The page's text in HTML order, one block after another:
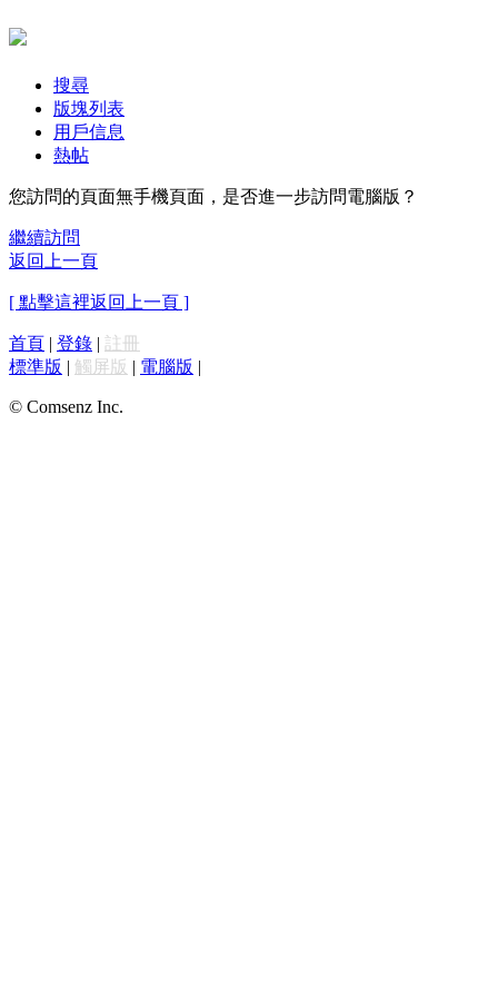
搜尋
版塊列表
用戶信息
熱帖
您訪問的頁面無手機頁面，是否進一步訪問電腦版？
繼續訪問
返回上一頁
[ 點擊這裡返回上一頁 ]
首頁 | 登錄 | 註冊
標準版 | 觸屏版 | 電腦版 |
© Comsenz Inc.